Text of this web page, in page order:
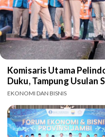
Komisaris Utama
Duku, Tampung Usulan
EKONOMI DAN BISNIS